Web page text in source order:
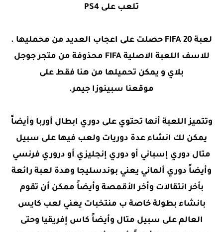
تلعب على PS4
لعبة FIFA 20 حصلت على اعجاب العديد من محمليها .
للاسف اللعبة الاصلية FIFA محذوفة من متجر جوجل
بلاي و يمكن تحميلها من هنا فقط على
موقعنا سبينوزا جيمر.
وتتميز اللعبة أنها تحتوي على دوري ابطال أوربا وأيضاً
يمكن لك انشاء عدة دوريات ولعب فيها على سبيل
متال دوري إسباني أو دوري إنجليزي أو دروري فرنسي
وأيضاً دوري ألماني يعني بوندسليجا وهدة لعبة رائعة
بأخر انتقالات وأخر الأقمصة وأيضاً ممكن أن تقوم
بانشاء بطولة خاصة ب منتخبات يعني لعب كايس
العالم على سبيل متال وأيضاً كاس إفريقيا وحتى